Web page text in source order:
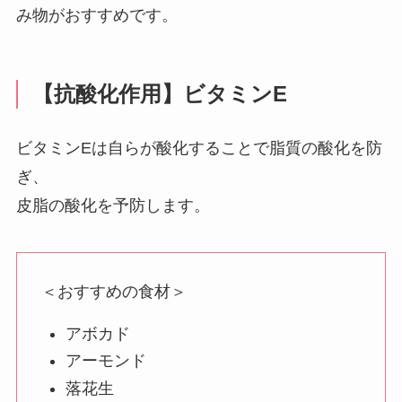
み物がおすすめです。
【抗酸化作用】ビタミンE
ビタミンEは自らが酸化することで脂質の酸化を防
ぎ、
皮脂の酸化を予防します。
＜おすすめの食材＞
アボカド
アーモンド
落花生